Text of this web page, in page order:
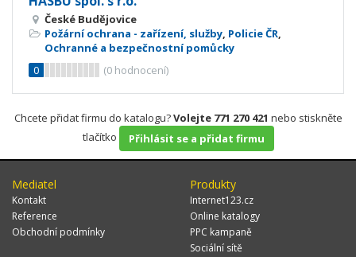
České Budějovice
Požární ochrana - zařízení, služby, Policie ČR,
Ochranné a bezpečnostní pomůcky
0
(0 hodnocení)
Chcete přidat firmu do katalogu?Volejte 771 270 421 nebo stiskněte
tlačítko
Přihlásit se a přidat firmu
Mediatel
Kontakt
Reference
Obchodní podmínky
Produkty
Internet123.cz
Online katalogy
PPC kampaně
Sociální sítě